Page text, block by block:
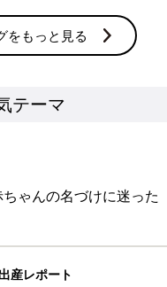
られた先輩ママの出産
った名前の漢字の意味と
った名前の漢字の意味と読